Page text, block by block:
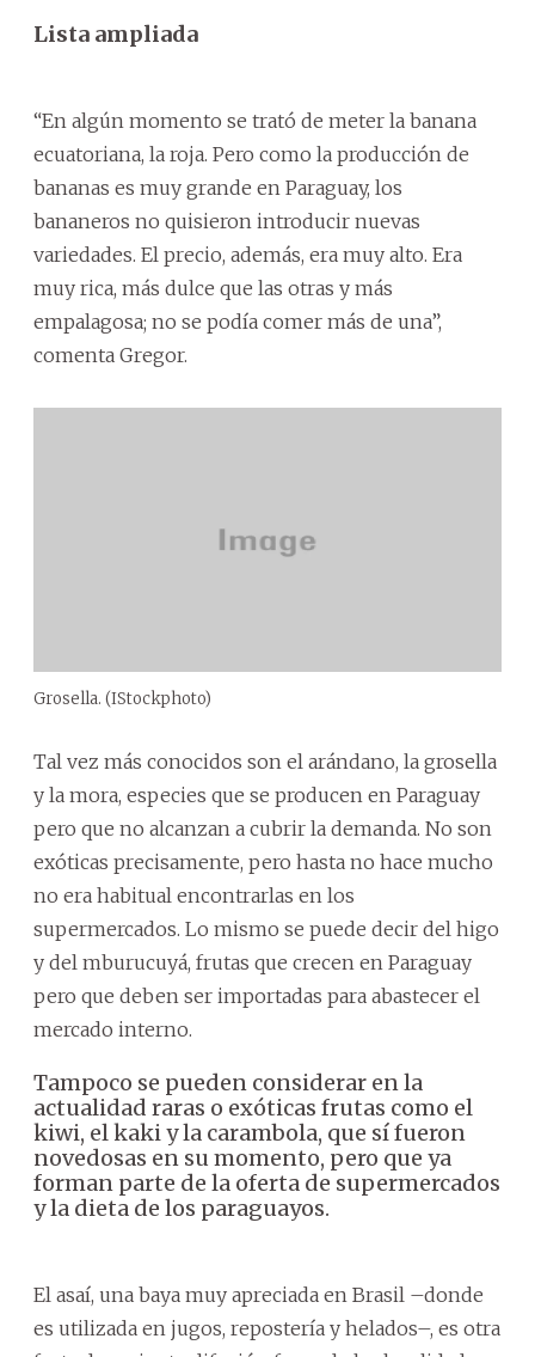
Lista ampliada
“En algún momento se trató de meter la banana
ecuatoriana, la roja. Pero como la producción de
bananas es muy grande en Paraguay, los
bananeros no quisieron introducir nuevas
variedades. El precio, además, era muy alto. Era
muy rica, más dulce que las otras y más
empalagosa; no se podía comer más de una”,
comenta Gregor.
Grosella. (IStockphoto)
Tal vez más conocidos son el arándano, la grosella
y la mora, especies que se producen en Paraguay
pero que no alcanzan a cubrir la demanda. No son
exóticas precisamente, pero hasta no hace mucho
no era habitual encontrarlas en los
supermercados. Lo mismo se puede decir del higo
y del mburucuyá, frutas que crecen en Paraguay
pero que deben ser importadas para abastecer el
mercado interno.
Tampoco se pueden considerar en la
actualidad raras o exóticas frutas como el
kiwi, el kaki y la carambola, que sí fueron
novedosas en su momento, pero que ya
forman parte de la oferta de supermercados
y la dieta de los paraguayos.
El asaí, una baya muy apreciada en Brasil –donde
es utilizada en jugos, repostería y helados–, es otra